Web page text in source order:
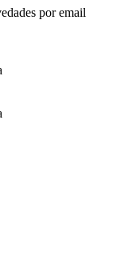
por email